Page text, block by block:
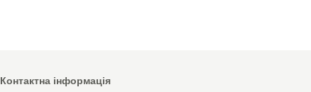
Контактна інформація